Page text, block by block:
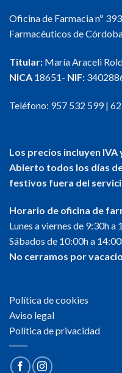
Oficina de Farmacia nº
Farmacéuticos de
Titular: María Araceli
NICA 18651- NIF:
Teléfono: 957 532 599|
Los precios incluyen
Abierto todos los días
festivos fuera del
Horario de oficina de
Lunes a viernes de 9:30h
Sábados de 10:00h a
No cerramos por
Política de cookies
Aviso legal
Política de privacidad